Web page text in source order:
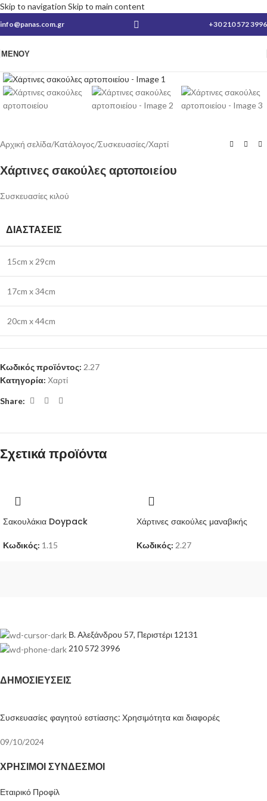
Skip to navigation Skip to main content
info@panas.com.gr +30 210 572 3996
ΜΕΝΟΎ
Αρχική σελίδα/Κατάλογος/Συσκευασίες/Χαρτί
Χάρτινες σακούλες αρτοποιείου
Συσκευασίες κιλού
ΔΙΑΣΤΆΣΕΙΣ
15cm x 29cm
17cm x 34cm
20cm x 44cm
Κωδικός προϊόντος: 2.27
Κατηγορία: Χαρτί
Share:
Σχετικά προϊόντα
Σακουλάκια Doypack
Κωδικός: 1.15
Χάρτινες σακούλες μαναβικής
Κωδικός: 2.27
Β. Αλεξάνδρου 57, Περιστέρι 12131
210 572 3996
ΔΗΜΟΣΙΕΎΣΕΙΣ
Συσκευασίες φαγητού εστίασης: Χρησιμότητα και διαφορές
09/10/2024
ΧΡΉΣΙΜΟΙ ΣΎΝΔΕΣΜΟΙ
Εταιρικό Προφίλ